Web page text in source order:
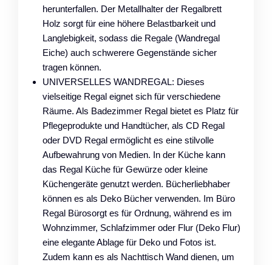
herunterfallen. Der Metallhalter der Regalbrett
Holz sorgt für eine höhere Belastbarkeit und
Langlebigkeit, sodass die Regale (Wandregal
Eiche) auch schwerere Gegenstände sicher
tragen können.
UNIVERSELLES WANDREGAL: Dieses
vielseitige Regal eignet sich für verschiedene
Räume. Als Badezimmer Regal bietet es Platz für
Pflegeprodukte und Handtücher, als CD Regal
oder DVD Regal ermöglicht es eine stilvolle
Aufbewahrung von Medien. In der Küche kann
das Regal Küche für Gewürze oder kleine
Küchengeräte genutzt werden. Bücherliebhaber
können es als Deko Bücher verwenden. Im Büro
Regal Bürosorgt es für Ordnung, während es im
Wohnzimmer, Schlafzimmer oder Flur (Deko Flur)
eine elegante Ablage für Deko und Fotos ist.
Zudem kann es als Nachttisch Wand dienen, um